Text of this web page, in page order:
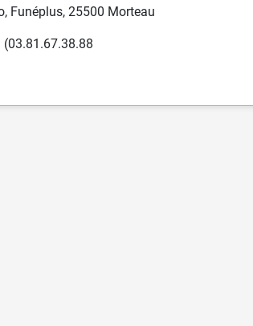
Funéplus, 25500 Morteau
(03.81.67.38.88